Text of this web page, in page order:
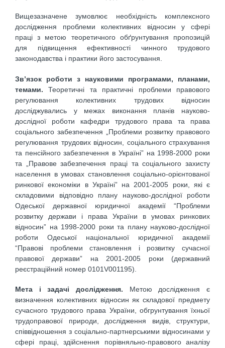
Вищезазначене зумовлює необхідність комплексного
дослідження проблеми колективних відносин у сфері
праці з метою теоретичного обґрунтування пропозицій
для підвищення ефективності чинного трудового
законодавства і практики його застосування.
Зв’язок роботи з науковими програмами, планами,
темами. Теоретичні та практичні проблеми правового
регулювання колективних трудових відносин
досліджувались у межах виконання планів науково-
дослідної роботи кафедри трудового права та права
соціального забезпечення „Проблеми розвитку правового
регулювання трудових відносин, соціального страхування
та пенсійного забезпечення в Україні” на 1998-2000 роки
та „Правове забезпечення праці та соціального захисту
населення в умовах становлення соціально-орієнтованої
ринкової економіки в Україні” на 2001-2005 роки, які є
складовими відповідно плану науково-дослідної роботи
Одеської державної юридичної академії “Проблеми
розвитку держави і права України в умовах ринкових
відносин” на 1998-2000 роки та плану науково-дослідної
роботи Одеської національної юридичної академії
“Правові проблеми становлення і розвитку сучасної
правової держави” на 2001-2005 роки (державний
реєстраційний номер 0101V001195).
Мета і задачі дослідження. Метою дослідження є
визначення колективних відносин як складової предмету
сучасного трудового права України, обгрунтування їхньої
трудоправової природи, дослідження видів, структури,
співвідношення з соціально-партнерськими відносинами у
сфері праці, здійснення порівняльно-правового аналізу